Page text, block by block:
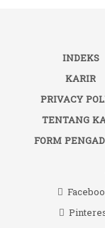
INDEKS
KARIR
PRIVACY
TENTANG
FORM